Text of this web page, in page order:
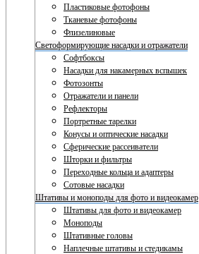
Пластиковые фотофоны
Тканевые фотофоны
Флизелиновые
Светоформирующие насадки и отражатели
Софтбоксы
Насадки для накамерных вспышек
Фотозонты
Отражатели и панели
Рефлекторы
Портретные тарелки
Конусы и оптические насадки
Сферические рассеиватели
Шторки и фильтры
Переходные кольца и адаптеры
Сотовые насадки
Штативы и моноподы для фото и видеокамер
Штативы для фото и видеокамер
Моноподы
Штативные головы
Наплечные штативы и стедикамы